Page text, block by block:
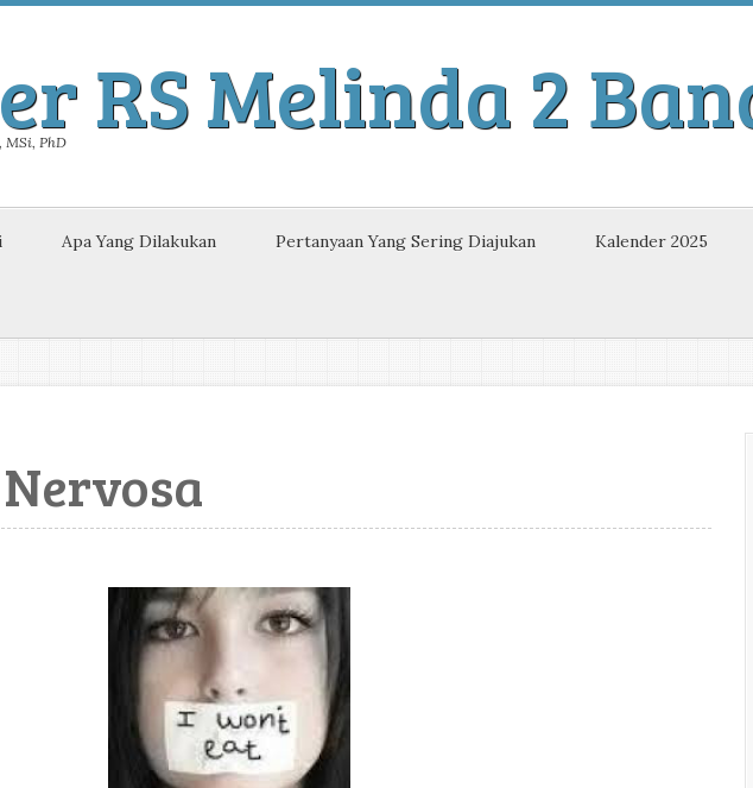
RS Melinda 2
MSi, PhD
Apa Yang Dilakukan Pertanyaan Yang Sering Diajukan Kalender 2025